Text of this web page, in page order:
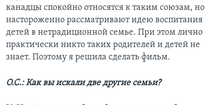
канадцы спокойно относятся к таким союзам, но
настороженно рассматривают идею воспитания
детей в нетрадиционной семье. При этом лично
практически никто таких родителей и детей не
знает. Поэтому я решила сделать фильм.
О.С.: Как вы искали две другие семьи?